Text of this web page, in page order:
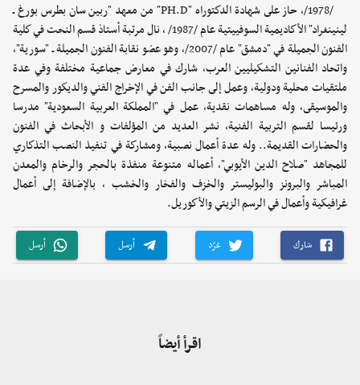
/1978/، حاز على شهادة الدكتوراه "PH.D" من معهد "ربين سان بطرس بورغ ـ
لينينغراد" الأكاديمية السوفييتية عام /1987/ ، نال مرتبة أستاذ قسم النحت في كلية
الفنون الجميلة في "دمشق" عام /2007/، وهو عضو نقابة الفنون الجميلة ـ "سورية"،
واتحاد الفنانين التشكيليين العرب، شارك في معارض جماعية مختلفة وفي عدة
ملتقيات محلية ودولية، وعمل إلى جانب الفن في الإخراج الفني والديكور والمسرح
والموسيقى، وله مساهمات نقدية، عمل في "المملكة العربية السعودية" مدرسا
ورئيسا لقسم التربية الفنية، نشر العديد من المؤلفات و الأبحاث في الفنون
والحضارات القديمة.. وله عدة أعمال نصبية، ومشاركة في تنفيذ النصب التذكاري
للمجاهد "صلاح الدين الأيوبي"، أعماله متنوعة منفذة بالحجر والرخام والمعدن
المباشر والبرونز والبوليستر والخزف والفخار والخشب ، بالإضافة إلى أعمال
غرافيكية وأعمال في الرسم الزيتي والأكوريل.
شارك غرّد أرسل أرسل
اقرأ أيضاً